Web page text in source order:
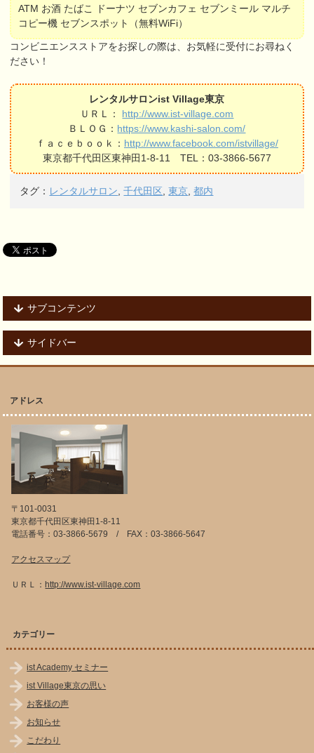
ATM お酒 たばこ ドーナツ セブンカフェ セブンミール マルチ
コピー機 セブンスポット（無料WiFi）
コンビニエンスストアをお探しの際は、お気軽に受付にお尋ねく
ださい！
レンタルサロンist Village東京
ＵＲＬ： http://www.ist-village.com
ＢＬＯＧ： https://www.kashi-salon.com/
ｆａｃｅｂｏｏｋ： http://www.facebook.com/istvillage/
東京都千代田区東神田1-8-11 TEL：03-3866-5677
タグ： レンタルサロン ,千代田区 ,東京 ,都内
サブコンテンツ
サイドバー
アドレス
〒101-0031
東京都千代田区東神田1-8-11
電話番号：03-3866-5679 / FAX：03-3866-5647
アクセスマップ
ＵＲＬ：http://www.ist-village.com
カテゴリー
ist Academy セミナー
ist Village東京の思い
お客様の声
お知らせ
こだわり